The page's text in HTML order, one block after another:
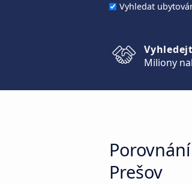
Vyhledat
Miliony
Prešov